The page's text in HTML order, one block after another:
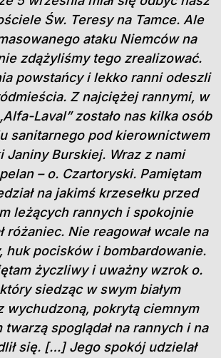
Św. Teresy na Tamce. Ale
ataku Niemców na
zdążyliśmy tego zrealizować.
powstańcy i lekko ranni odeszli
Z najciężej rannymi, w
Laval” zostało nas kilka osób
sanitarnego pod kierownictwem
Janiny Burskiej. Wraz z nami
– o. Czartoryski. Pamiętam
na jakimś krzesełku przed
leżących rannych i spokojnie
różaniec. Nie reagował wcale na
huk pocisków i bombardowanie.
życzliwy i uważny wzrok o.
siedząc w swym białym
wychudzoną, pokrytą ciemnym
twarzą spoglądał na rannych i na
się. […] Jego spokój udzielał